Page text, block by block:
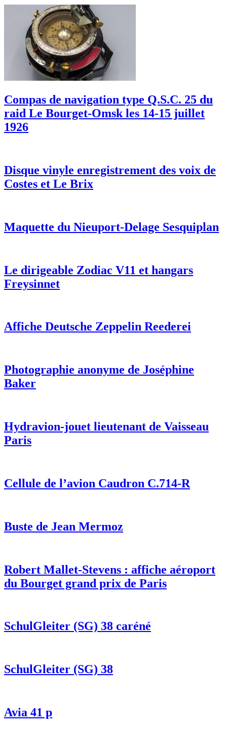
Compas de navigation type Q.S.C. 25 du
raid Le Bourget-Omsk les 14-15 juillet
1926
Disque vinyle enregistrement des voix de
Costes et Le Brix
Maquette du Nieuport-Delage Sesquiplan
Le dirigeable Zodiac V11 et hangars
Freysinnet
Affiche Deutsche Zeppelin Reederei
Photographie anonyme de Joséphine
Baker
Hydravion-jouet lieutenant de Vaisseau
Paris
Cellule de l’avion Caudron C.714-R
Buste de Jean Mermoz
Robert Mallet-Stevens : affiche aéroport
du Bourget grand prix de Paris
SchulGleiter (SG) 38 caréné
SchulGleiter (SG) 38
Avia 41 p